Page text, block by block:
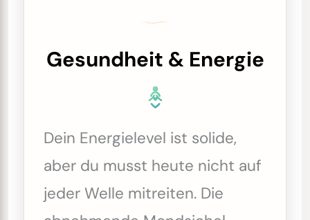
Gesundheit & Energie
Dein Energielevel ist solide,
aber du musst heute nicht auf
jeder Welle mitreiten. Die